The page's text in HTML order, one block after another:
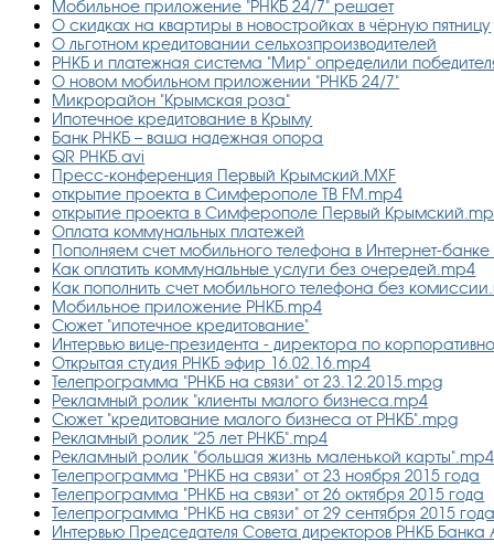
Мобильное приложение "РНКБ 24/7" решает
О скидках на квартиры в новостройках в чёрную пятницу
О льготном кредитовании сельхозпроизводителей
РНКБ и платежная система "Мир" определили
О новом мобильном приложении "РНКБ 24/7"
Микрорайон "Крымская роза"
Ипотечное кредитование в Крыму
Банк РНКБ – ваша надежная опора
QR РНКБ.avi
Пресс-конференция Первый Крымский.MXF
открытие проекта в Симферополе ТВ FM.mp4
открытие проекта в Симферополе Первый
Оплата коммунальных платежей
Пополняем счет мобильного телефона в Интернет-
Как оплатить коммунальные услуги без очередей.mp4
Как пополнить счет мобильного телефона без
Мобильное приложение РНКБ.mp4
Сюжет "ипотечное кредитование"
Интервью вице-президента - директора по
Открытая студия РНКБ эфир 16.02.16.mp4
Телепрограмма "РНКБ на связи" от 23.12.2015.mpg
Рекламный ролик "клиенты малого бизнеса.mp4
Сюжет "кредитование малого бизнеса от РНКБ".mpg
Рекламный ролик "25 лет РНКБ".mp4
Рекламный ролик "большая жизнь маленькой карты".mp4
Телепрограмма "РНКБ на связи" от 23 ноября 2015 года
Телепрограмма "РНКБ на связи" от 26 октября 2015 года
Телепрограмма "РНКБ на связи" от 29 сентября 2015
Интервью Председателя Совета директоров РНКБ Банка